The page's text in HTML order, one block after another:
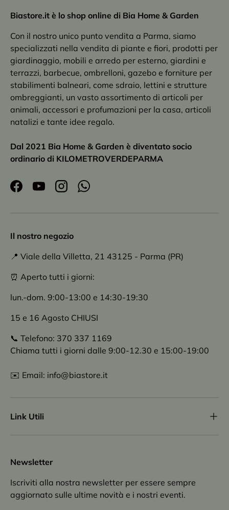
Biastore.it è lo shop online di Bia Home & Garden
Con il nostro unico punto vendita a Parma, siamo
specializzati nella vendita di piante e fiori, prodotti per
giardinaggio, mobili e arredo per esterno, giardini e
terrazzi, barbecue, ombrelloni, gazebo e forniture per
stabilimenti balneari, come sdraio, lettini e strutture
ombreggianti, un vasto assortimento di articoli per
animali, accessori e profumazioni per la casa, articoli
natalizi e tante idee regalo.
Dal 2021 Bia Home & Garden è diventato socio
ordinario di KILOMETROVERDEPARMA
FacebookYouTubeInstagramWhatsApp
Il nostro negozio
📍 Viale della Villetta, 21 43125 - Parma (PR)
⏰ Aperto tutti i giorni:
lun.-dom. 9:00-13:00 e 14:30-19:30
15 e 16 Agosto CHIUSI
📞 Telefono: 370 337 1169
Chiama tutti i giorni dalle 9:00-12.30 e 15:00-19:00
✉️ Email: info@biastore.it
Link Utili
Newsletter
Iscriviti alla nostra newsletter per essere sempre
aggiornato sulle ultime novità e i nostri eventi.